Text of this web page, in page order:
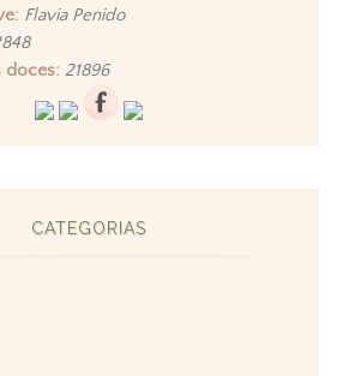
Flavia Penido
doces: 21896
CATEGORIAS